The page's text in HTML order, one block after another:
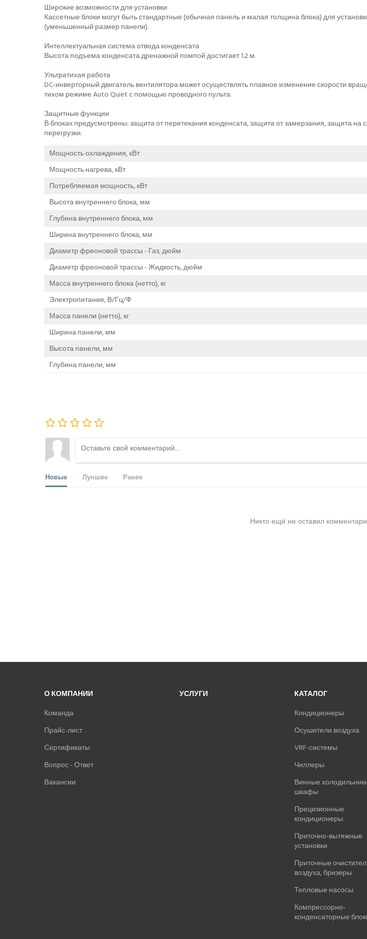
Широкие возможности для установки
Кассетные блоки могут быть стандартные (обычная панель и малая толщина блока) для
(уменьшенный размер панели).
Интеллектуальная система отвода конденсата
Высота подъема конденсата дренажной помпой достигает 1.2 м.
Ультратихая работа
DC-инверторный двигатель вентилятора может осуществлять плавное изменение скорости
тихом режиме Auto Quiet с помощью проводного пульта.
Защитные функции
В блоках предусмотрены: защита от перетекания конденсата, защита от замерзания, защита
перегрузки.
Мощность охлаждения, кВт
Мощность нагрева, кВт
Потребляемая мощность, кВт
Высота внутреннего блока, мм
Глубина внутреннего блока, мм
Ширина внутреннего блока, мм
Диаметр фреоновой трассы - Газ, дюйм
Диаметр фреоновой трассы - Жидкость, дюйм
Масса внутреннего блока (нетто), кг
Электропитание, В/Гц/Ф
Масса панели (нетто), кг
Ширина панели, мм
Высота панели, мм
Глубина панели, мм
Новые Лучшие Ранее
Никто ещё не оставил
О КОМПАНИИ
Команда
Прайс-лист
Сертификаты
Вопрос - Ответ
Вакансии
УСЛУГИ
КАТАЛОГ
Кондиционеры
Осушители воздуха
VRF-системы
Чиллеры
Винные
шкафы
Прецизионные
кондиционеры
Приточно-вытяжные
установки
Приточные
воздуха, бризеры
Тепловые насосы
Компрессорно-
конденсаторные